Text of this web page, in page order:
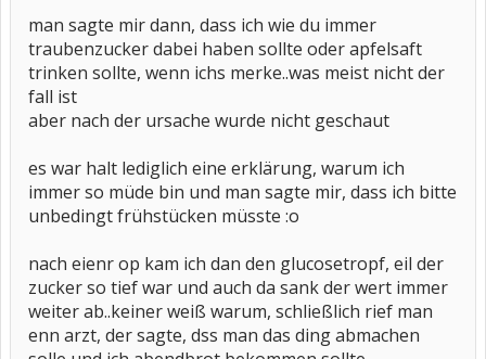
man sagte mir dann, dass ich wie du immer
traubenzucker dabei haben sollte oder apfelsaft
trinken sollte, wenn ichs merke..was meist nicht der
fall ist
aber nach der ursache wurde nicht geschaut
es war halt lediglich eine erklärung, warum ich
immer so müde bin und man sagte mir, dass ich bitte
unbedingt frühstücken müsste :o
nach eienr op kam ich dan den glucosetropf, eil der
zucker so tief war und auch da sank der wert immer
weiter ab..keiner weiß warum, schließlich rief man
enn arzt, der sagte, dss man das ding abmachen